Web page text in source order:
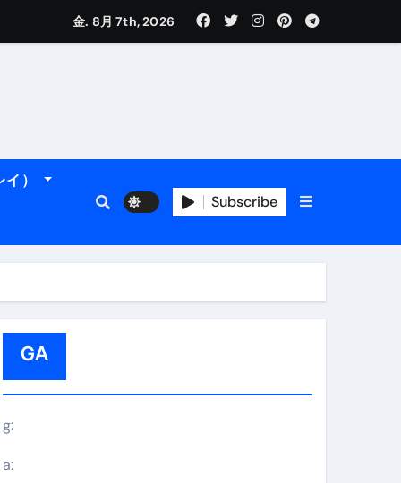
トラブル回避のリアルな裏技アドバイスも
金. 8月 7th, 2026
）
Subscribe
GA
g:
a: